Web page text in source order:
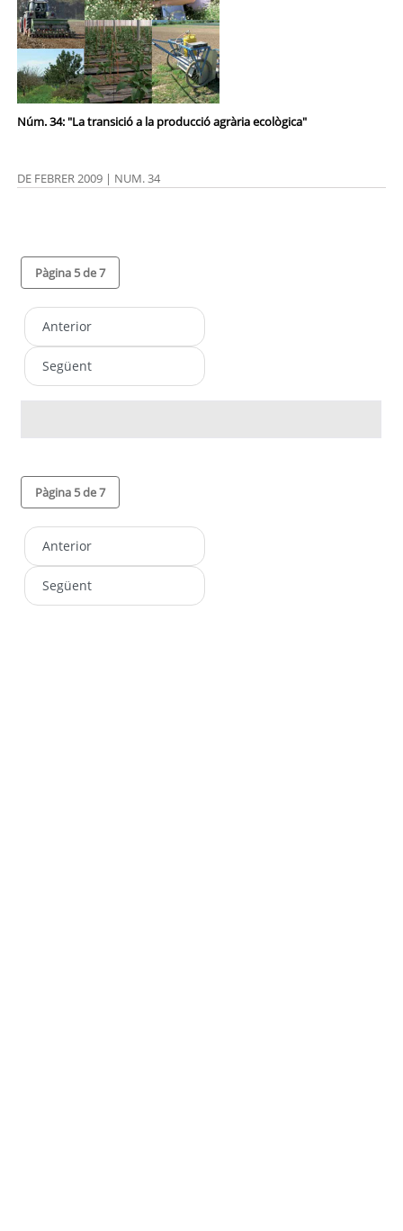
Núm. 34: "La transició a la producció agrària ecològica"
DE FEBRER 2009 | NUM. 34
Pàgina 5 de 7
Anterior
Següent
Pàgina 5 de 7
Anterior
Següent